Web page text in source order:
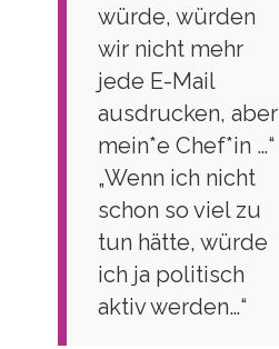
würde, würden
wir nicht mehr
jede E-Mail
ausdrucken, aber
mein*e Chef*in …“
„Wenn ich nicht
schon so viel zu
tun hätte, würde
ich ja politisch
aktiv werden…“